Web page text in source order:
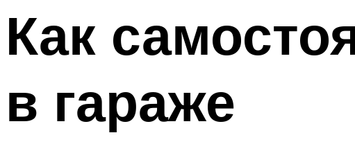
Как
в гараже